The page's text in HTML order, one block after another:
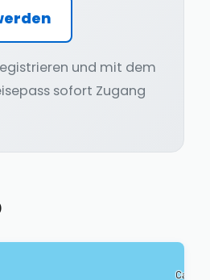
und mit dem
sofort Zugang